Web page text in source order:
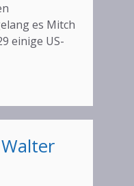
es Mitch
einige US-